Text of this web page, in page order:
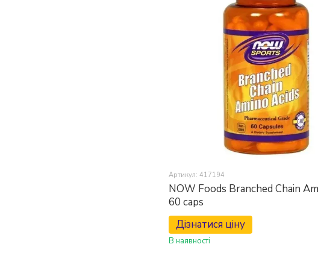
Артикул: 417194
NOW Foods Branched Chain
60 caps
Дізнатися ціну
В наявності